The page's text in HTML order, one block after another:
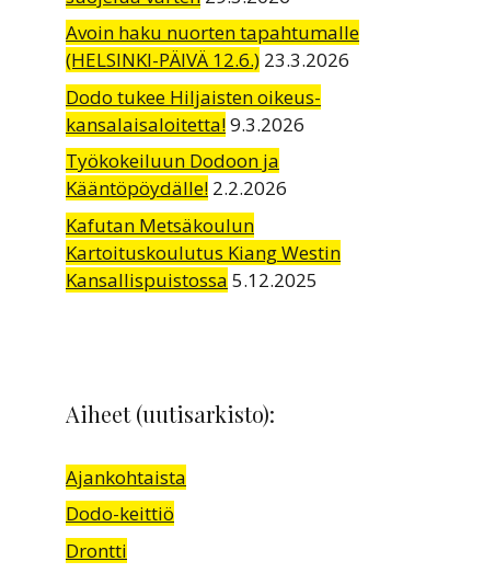
Avoin haku nuorten tapahtumalle
(HELSINKI-PÄIVÄ 12.6.) 23.3.2026
Dodo tukee Hiljaisten oikeus-
kansalaisaloitetta!9.3.2026
Työkokeiluun Dodoon ja
Kääntöpöydälle! 2.2.2026
Kafutan Metsäkoulun
Kartoituskoulutus Kiang Westin
Kansallispuistossa 5.12.2025
Aiheet (uutisarkisto):
Ajankohtaista
Dodo-keittiö
Drontti